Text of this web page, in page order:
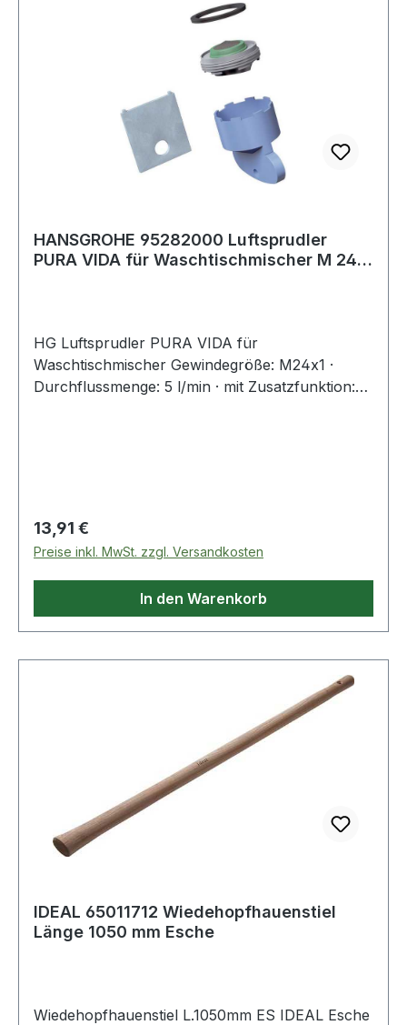
HANSGROHE 95282000 Luftsprudler
PURA VIDA für Waschtischmischer M 24x1
HG Luftsprudler PURA VIDA für
Waschtischmischer Gewindegröße: M24x1 ·
Durchflussmenge: 5 l/min · mit Zusatzfunktion:
Regulärer Preis:
13,91 €
Preise inkl. MwSt. zzgl. Versandkosten
In den Warenkorb
IDEAL 65011712 Wiedehopfhauenstiel
Länge 1050 mm Esche
Wiedehopfhauenstiel L.1050mm ES IDEAL Esche